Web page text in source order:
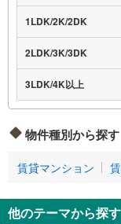
1LDK/2K/2DK
2LDK/3K/3DK
3LDK/4K以上
物件種別から探す
賃貸マンション
他のテーマから探す